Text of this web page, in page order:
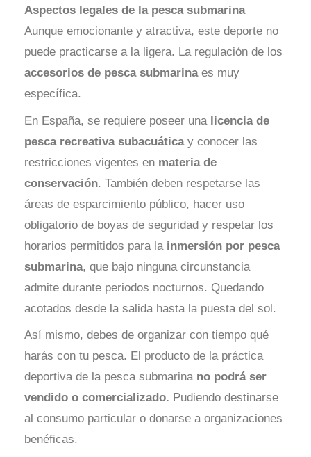
Aspectos legales de la pesca submarina
Aunque emocionante y atractiva, este deporte no
puede practicarse a la ligera. La regulación de los
accesorios de pesca submarina es muy
específica.
En España, se requiere poseer una licencia de
pesca recreativa subacuáticay conocer las
restricciones vigentes en materia de
conservación. También deben respetarse las
áreas de esparcimiento público, hacer uso
obligatorio de boyas de seguridad y respetar los
horarios permitidos para la inmersión por pesca
submarina, que bajo ninguna circunstancia
admite durante periodos nocturnos. Quedando
acotados desde la salida hasta la puesta del sol.
Así mismo, debes de organizar con tiempo qué
harás con tu pesca. El producto de la práctica
deportiva de la pesca submarinano podrá ser
vendido o comercializado. Pudiendo destinarse
al consumo particular o donarse a organizaciones
benéficas.